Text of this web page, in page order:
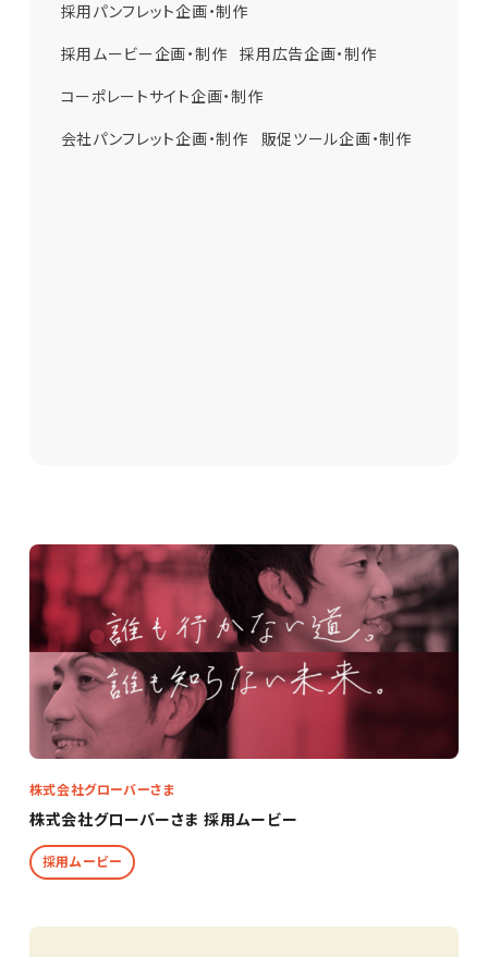
新卒採用コンサルティング
中途採用コンサルティング
採用力分析（STRUCT FINDER）
オンライン採用導入支援
採用パンフレット企画・制作
採用ムービー企画・制作 採用広告企画・制作
コーポレートサイト企画・制作
会社パンフレット企画・制作 販促ツール企画・制作
営業力強化研修 新入社員研修
経営幹部研修
株式会社グローバーさま 採用ムービー
株式会社グローバーさま
採用ムービー